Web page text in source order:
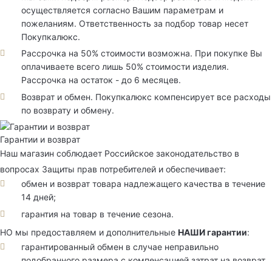
осуществляется согласно Вашим параметрам и
пожеланиям. Ответственность за подбор товар несет
Покупкалюкс.
Рассрочка на 50% стоимости возможна. При покупке Вы
оплачиваете всего лишь 50% стоимости изделия.
Рассрочка на остаток - до 6 месяцев.
Возврат и обмен. Покупкалюкс компенсирует все расходы
по возврату и обмену.
Гарантии и возврат
Наш магазин соблюдает Российское законодательство в
вопросах Защиты прав потребителей и обеспечивает:
обмен и возврат товара надлежащего качества в течение
14 дней;
гарантия на товар в течение сезона.
НО мы предоставляем и дополнительные НАШИ гарантии:
гарантированный обмен в случае неправильно